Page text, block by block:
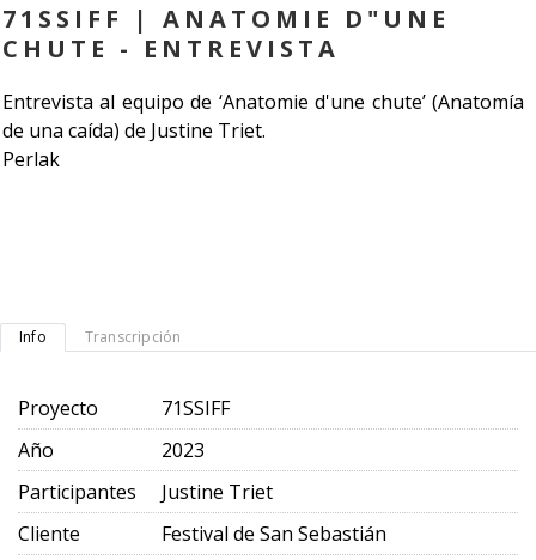
71SSIFF | ANATOMIE D"UNE
CHUTE - ENTREVISTA
Entrevista al equipo de ‘Anatomie d'une chute’ (Anatomía
de una caída) de Justine Triet.
Perlak
Info Transcripción
Proyecto
71SSIFF
Año
2023
Participantes
Justine Triet
Cliente
Festival de San Sebastián